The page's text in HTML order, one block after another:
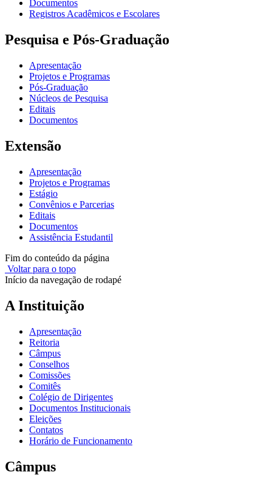
Documentos
Registros Acadêmicos e Escolares
Pesquisa e Pós-Graduação
Apresentação
Projetos e Programas
Pós-Graduação
Núcleos de Pesquisa
Editais
Documentos
Extensão
Apresentação
Projetos e Programas
Estágio
Convênios e Parcerias
Editais
Documentos
Assistência Estudantil
Fim do conteúdo da página
Voltar para o topo
Início da navegação de rodapé
A Instituição
Apresentação
Reitoria
Câmpus
Conselhos
Comissões
Comitês
Colégio de Dirigentes
Documentos Institucionais
Eleições
Contatos
Horário de Funcionamento
Câmpus